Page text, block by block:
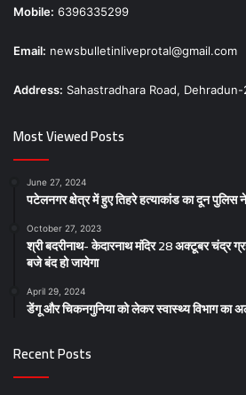
Mobile: 6396335299
Email: newsbulletinliveprotal@gmail.com
Address: Sahastradhara Road,
Most Viewed Posts
June 27, 2024
पटेलनगर क्षेत्र में हुए तिहरे हत्याकांड का दून पुलिस
October 27, 2023
श्री बदरीनाथ- केदारनाथ मंदिर 28 अक्टूबर चंद्र
बजे बंद हो जायेगा
April 29, 2024
डेंगू और चिकनगुनिया को लेकर स्वास्थ्य विभाग का
Recent Posts